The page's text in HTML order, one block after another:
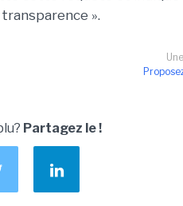
».
Partagez le !